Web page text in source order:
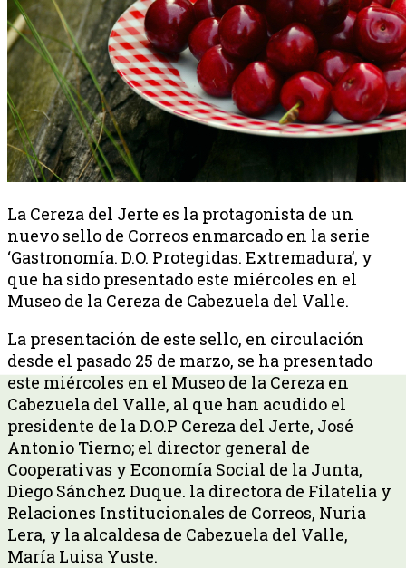
La Cereza del Jerte es la protagonista de un
nuevo sello de Correos enmarcado en la serie
‘Gastronomía. D.O. Protegidas. Extremadura’, y
que ha sido presentado este miércoles en el
Museo de la Cereza de Cabezuela del Valle.
La presentación de este sello, en circulación
desde el pasado 25 de marzo, se ha presentado
este miércoles en el Museo de la Cereza en
Cabezuela del Valle, al que han acudido el
presidente de la D.O.P Cereza del Jerte, José
Antonio Tierno; el director general de
Cooperativas y Economía Social de la Junta,
Diego Sánchez Duque. la directora de Filatelia y
Relaciones Institucionales de Correos, Nuria
Lera, y la alcaldesa de Cabezuela del Valle,
María Luisa Yuste.